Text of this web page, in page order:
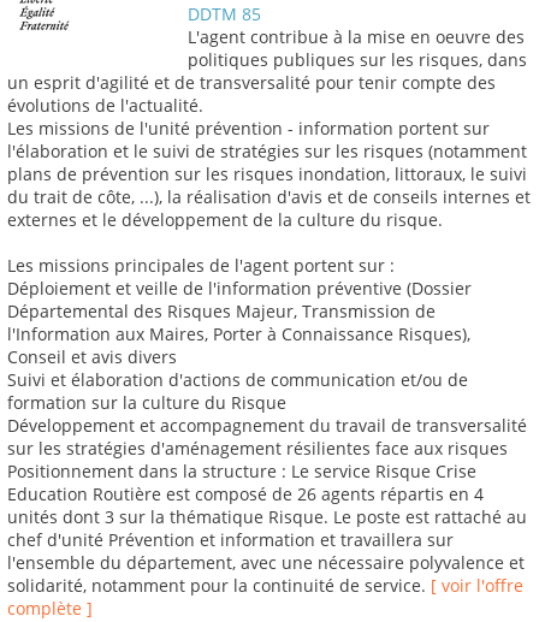
DDTM 85
L'agent contribue à la mise en oeuvre des
politiques publiques sur les risques, dans
un esprit d'agilité et de transversalité pour tenir compte des
évolutions de l'actualité.
Les missions de l'unité prévention - information portent sur
l'élaboration et le suivi de stratégies sur les risques (notamment
plans de prévention sur les risques inondation, littoraux, le suivi
du trait de côte, ...), la réalisation d'avis et de conseils internes et
externes et le développement de la culture du risque.
Les missions principales de l'agent portent sur :
Déploiement et veille de l'information préventive (Dossier
Départemental des Risques Majeur, Transmission de
l'Information aux Maires, Porter à Connaissance Risques),
Conseil et avis divers
Suivi et élaboration d'actions de communication et/ou de
formation sur la culture du Risque
Développement et accompagnement du travail de transversalité
sur les stratégies d'aménagement résilientes face aux risques
Positionnement dans la structure : Le service Risque Crise
Education Routière est composé de 26 agents répartis en 4
unités dont 3 sur la thématique Risque. Le poste est rattaché au
chef d'unité Prévention et information et travaillera sur
l'ensemble du département, avec une nécessaire polyvalence et
solidarité, notamment pour la continuité de service. [ voir l'offre
complète ]